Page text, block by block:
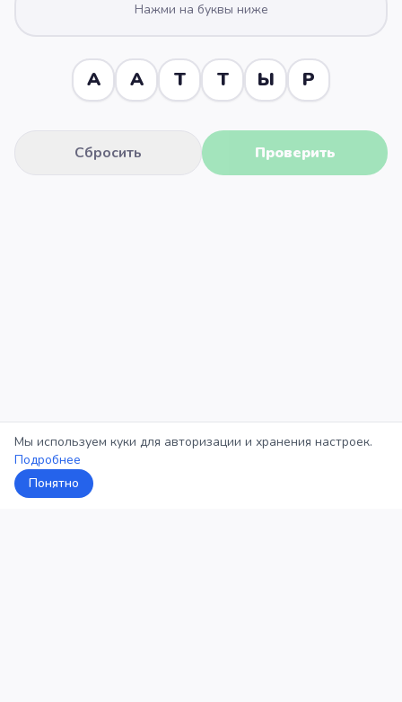
Нажми на буквы ниже
А А Т Т Ы Р
Сбросить Проверить
Мы используем куки для авторизации и хранения настроек.
Подробнее
Понятно